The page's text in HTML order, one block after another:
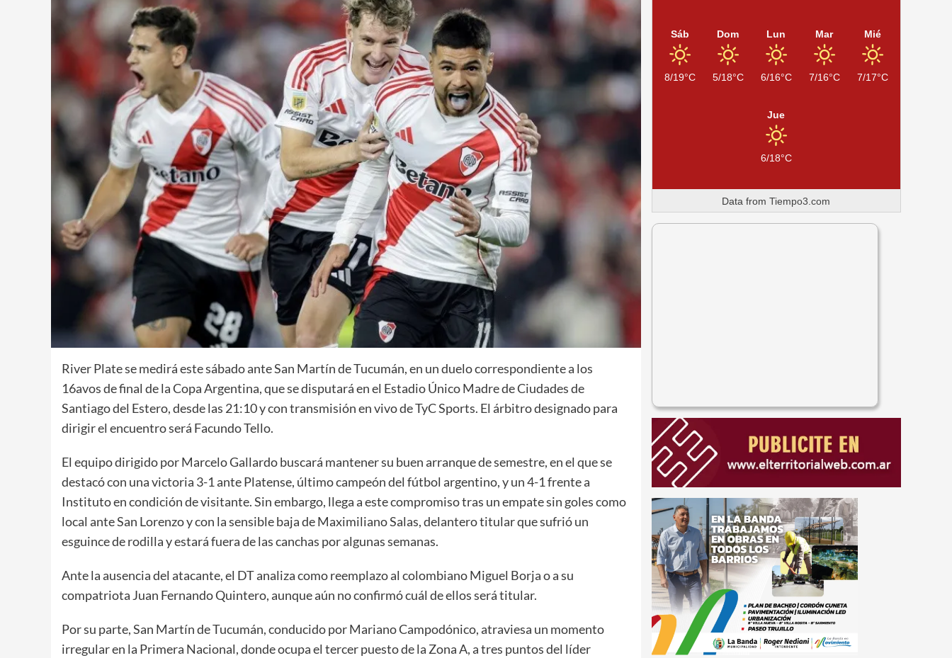
River Plate se medirá este sábado ante San Martín de Tucumán, en un duelo correspondiente a los
16avos de final de la Copa Argentina, que se disputará en el Estadio Único Madre de Ciudades de
Santiago del Estero, desde las 21:10 y con transmisión en vivo de TyC Sports. El árbitro designado para
dirigir el encuentro será Facundo Tello.
El equipo dirigido por Marcelo Gallardo buscará mantener su buen arranque de semestre, en el que se
destacó con una victoria 3-1 ante Platense, último campeón del fútbol argentino, y un 4-1 frente a
Instituto en condición de visitante. Sin embargo, llega a este compromiso tras un empate sin goles como
local ante San Lorenzo y con la sensible baja de Maximiliano Salas, delantero titular que sufrió un
esguince de rodilla y estará fuera de las canchas por algunas semanas.
Ante la ausencia del atacante, el DT analiza como reemplazo al colombiano Miguel Borja o a su
compatriota Juan Fernando Quintero, aunque aún no confirmó cuál de ellos será titular.
Por su parte, San Martín de Tucumán, conducido por Mariano Campodónico, atraviesa un momento
irregular en la Primera Nacional, donde ocupa el tercer puesto de la Zona A, a tres puntos del líder
Sáb
8/19°C
Dom
5/18°C
Lun
6/16°C
Mar
7/16°C
Mié
7/17°C
Jue
6/18°C
Data fromTiempo3.com